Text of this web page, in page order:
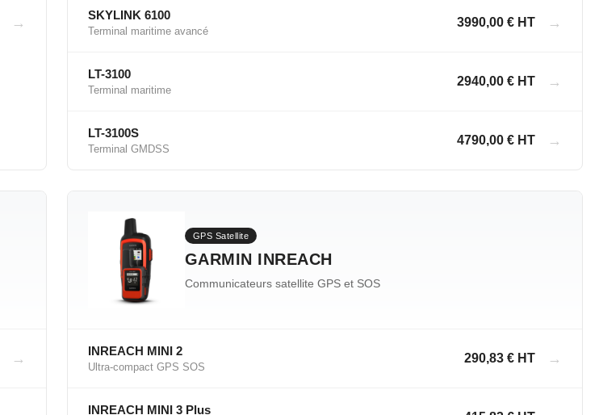
→ SKYLINK 6100
Terminal maritime avancé
3990,00 € HT →
LT-3100
Terminal maritime
2940,00 € HT →
LT-3100S
Terminal GMDSS
4790,00 € HT →
→
GPS Satellite
GARMIN INREACH
Communicateurs satellite GPS et SOS
INREACH MINI 2
Ultra-compact GPS SOS
290,83 € HT →
INREACH MINI 3 Plus